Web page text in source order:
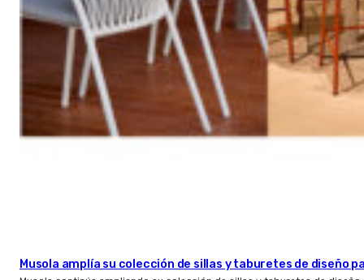
Musola amplía su colección de sillas y taburetes de diseño